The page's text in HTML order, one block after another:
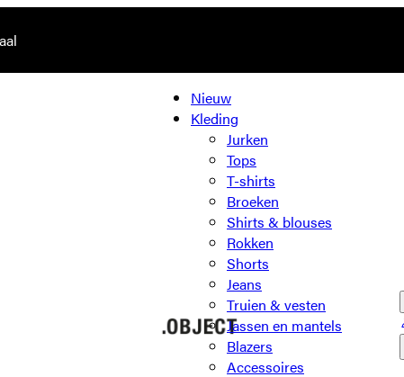
Nieuw
Kleding
Jurken
Tops
T-shirts
Broeken
Shirts & blouses
Rokken
Shorts
Jeans
Truien & vesten
Jassen en mantels
Blazers
Accessoires